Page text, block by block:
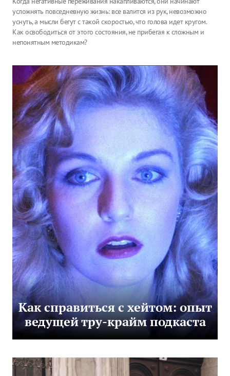
усложнять повседневную жизнь: все валится из рук, невозможно
уснуть, а мысли бегут с такой скоростью, что голова идет кругом.
Как освободиться от этого состояния, не прибегая к сложным и
непонятным методикам?
Как справиться с хейтом: опыт
ведущей тру-крайм подкаста